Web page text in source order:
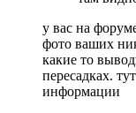
у вас на
фото ваших
какие то
пересадках.
информации